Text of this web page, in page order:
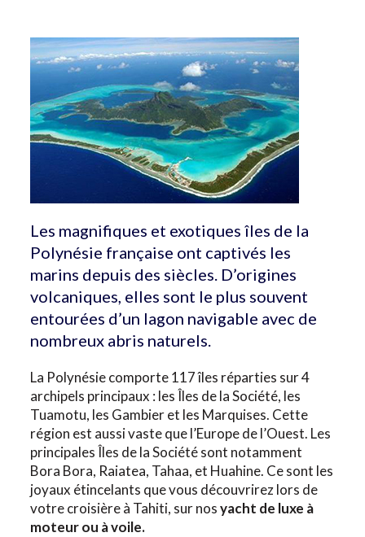
Les magnifiques et exotiques îles de la
Polynésie française ont captivés les
marins depuis des siècles. D’origines
volcaniques, elles sont le plus souvent
entourées d’un lagon navigable avec de
nombreux abris naturels.
La Polynésie comporte 117 îles réparties sur 4
archipels principaux : les Îles de la Société, les
Tuamotu, les Gambier et les Marquises. Cette
région est aussi vaste que l’Europe de l’Ouest. Les
principales Îles de la Société sont notamment
Bora Bora, Raiatea, Tahaa, et Huahine. Ce sont les
joyaux étincelants que vous découvrirez lors de
votre croisière à Tahiti, sur nosyacht de luxe à
moteur ou à voile.